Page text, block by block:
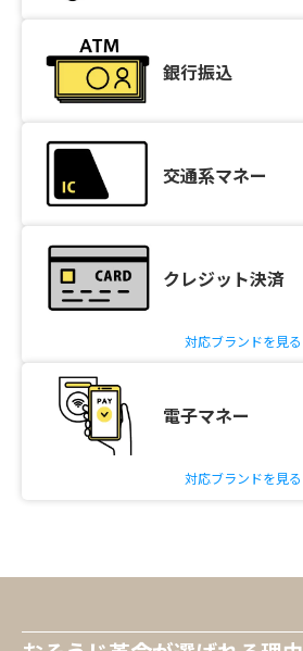
銀行振込
交通系マネー
クレジット決済
対応ブランドを見る
電子マネー
対応ブランドを見る